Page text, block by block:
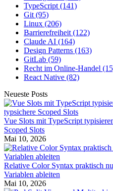
TypeScript (141)
Git (95)
Linux (206)
Barrierefreiheit (122)
Claude AI (164)
Design Patterns (163)
GitLab (59)
Recht im Online-Handel
React Native (82)
Neueste Posts
Vue Slots mit TypeScript
Scoped Slots
Mai 10, 2026
Relative Color Syntax praktisch
Variablen ableiten
Mai 10, 2026